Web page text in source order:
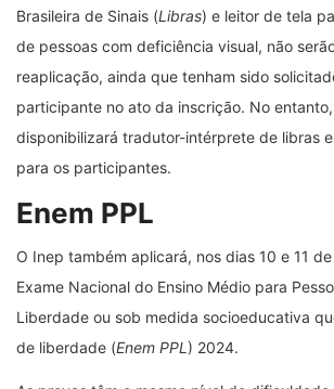
Brasileira de Sinais (Libras) e leitor de tela
de pessoas com deficiência visual, não
reaplicação, ainda que tenham sido
participante no ato da inscrição. No
disponibilizará tradutor-intérprete de libras
para os participantes.
Enem PPL
O Inep também aplicará, nos dias 10 e 11
Exame Nacional do Ensino Médio para
Liberdade ou sob medida socioeducativa
de liberdade (Enem PPL ) 2024.